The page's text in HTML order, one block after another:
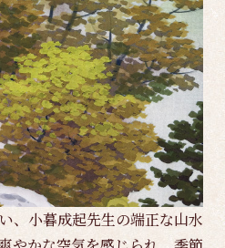
、小暮成起先生の端正な山水